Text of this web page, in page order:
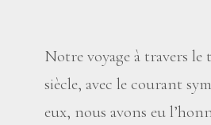
Notre voyage à travers
siècle, avec le courant
eux, nous avons eu